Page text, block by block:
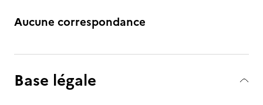
Aucune correspondance
Base légale